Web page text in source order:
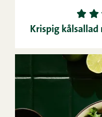
1 2
Krispig kålsallad